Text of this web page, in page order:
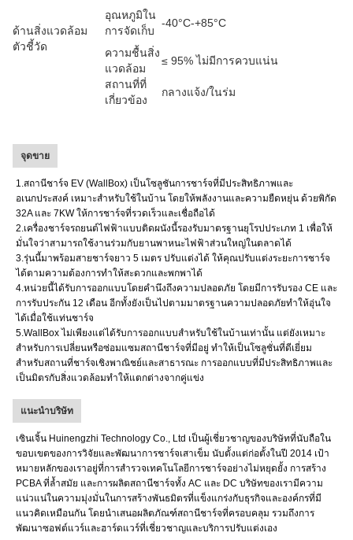
ด้านสิ่งแวดล้อม
ตัวชี้วัด
อุณหภูมิใน
การจัดเก็บ
-40°C-+85°C
ความชื้นสิ่ง
แวดล้อม
≤ 95% ไม่มีการควบแน่น
สถานที่ที่
เกี่ยวข้อง
กลางแจ้ง/ในร่ม
จุดขาย
1.สถานีชาร์จ EV (WallBox) เป็นโซลูชันการชาร์จที่มีประสิทธิภาพและ
อเนกประสงค์ เหมาะสำหรับใช้ในบ้าน โดยให้พลังงานและความยืดหยุ่น ด้วยพิกัด
32A และ 7KW ให้การชาร์จที่รวดเร็วและเชื่อถือได้
2.เครื่องชาร์จรถยนต์ไฟฟ้าแบบติดผนังนี้รองรับมาตรฐานยุโรปประเภท 1 เพื่อให้
มั่นใจว่าสามารถใช้งานร่วมกับยานพาหนะไฟฟ้าส่วนใหญ่ในตลาดได้
3.รุ่นนี้มาพร้อมสายชาร์จยาว 5 เมตร ปรับแต่งได้ ให้คุณปรับแต่งระยะการชาร์จ
ได้ตามความต้องการทำให้สะดวกและพกพาได้
4.หน่วยนี้ได้รับการออกแบบโดยคำนึงถึงความปลอดภัย โดยมีการรับรอง CE และ
การรับประกัน 12 เดือน อีกทั้งยังเป็นไปตามมาตรฐานความปลอดภัยทำให้อุ่นใจ
ได้เมื่อใช้แท่นชาร์จ
5.WallBox ไม่เพียงแต่ได้รับการออกแบบสำหรับใช้ในบ้านเท่านั้น แต่ยังเหมาะ
สำหรับการเปลี่ยนหรือซ่อมแซมสถานีชาร์จที่มีอยู่ ทำให้เป็นโซลูชั่นที่ดีเยี่ยม
สำหรับสถานที่ชาร์จเชิงพาณิชย์และสาธารณะ การออกแบบที่มีประสิทธิภาพและ
เป็นมิตรกับสิ่งแวดล้อมทำให้แตกต่างจากคู่แข่ง
แนะนำบริษัท
เซินเจิ้น Huinengzhi Technology Co., Ltd เป็นผู้เชี่ยวชาญของบริษัทที่นับถือใน
ขอบเขตของการวิจัยและพัฒนาการชาร์จเสาเข็ม นับตั้งแต่ก่อตั้งในปี 2014 เป้า
หมายหลักของเราอยู่ที่การสำรวจเทคโนโลยีการชาร์จอย่างไม่หยุดยั้ง การสร้าง
PCBA ที่ล้ำสมัย และการผลิตสถานีชาร์จทั้ง AC และ DC บริษัทของเรามีความ
แน่วแน่ในความมุ่งมั่นในการสร้างพันธมิตรที่แข็งแกร่งกับธุรกิจและองค์กรที่มี
แนวคิดเหมือนกัน โดยนำเสนอผลิตภัณฑ์สถานีชาร์จที่ครอบคลุม รวมถึงการ
พัฒนาซอฟต์แวร์และฮาร์ดแวร์ที่เชี่ยวชาญและบริการปรับแต่งเอง